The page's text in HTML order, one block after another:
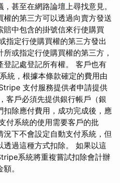
甚至在網路論壇上尋找意見。
的第三方可以透過向賣方發送
中包含的掛號信來行使購買
指定行使購買權的第三方發出
或指定行使購買權的第三方，
登記處登記所有權。 客戶也有
統，根據本條款確定的費用由
支付服務提供者申請提供
客戶必須先提供銀行帳戶（銀
扣除應付費用，成功完成後，應
付系統的使用需要客戶的批
下不會設定自動支付系統，但
過這種方式扣除。 如果以這
系統將重複嘗試扣除會計辦
。